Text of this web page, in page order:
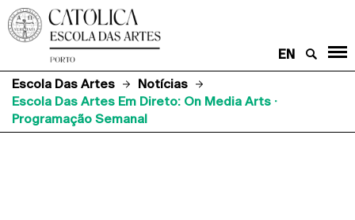
EN
Escola Das Artes
Notícias
Escola Das Artes Em Direto: On Media Arts ·
Programação Semanal